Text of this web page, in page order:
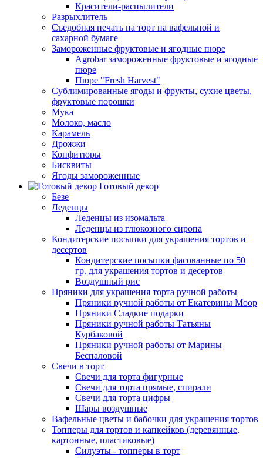
Красители-распылители
Разрыхлитель
Съедобная печать на торт на вафельной и
сахарной бумаге
Замороженные фруктовые и ягодные пюре
Agrobar замороженные фруктовые и ягодные
пюре
Пюре "Fresh Harvest"
Сублимированные ягоды и фрукты, сухие цветы,
фруктовые порошки
Мука
Молоко, масло
Карамель
Дрожжи
Конфитюры
Бисквиты
Ягоды замороженные
Готовый декор
Безе
Леденцы
Леденцы из изомальта
Леденцы из глюкозного сиропа
Кондитерские посыпки для украшения тортов и
десертов
Кондитерские посыпки фасованные по 50
гр. для украшения тортов и десертов
Воздушный рис
Пряники для украшения торта ручной работы
Пряники ручной работы от Екатерины Моор
Пряники Сладкие подарки
Пряники ручной работы Татьяны
Курбаковой
Пряники ручной работы от Марины
Беспаловой
Свечи в торт
Свечи для торта фигурные
Свечи для торта прямые, спирали
Свечи для торта цифры
Шары воздушные
Вафельные цветы и бабочки для украшения тортов
Топперы для тортов и капкейков (деревянные,
картонные, пластиковые)
Силуэты - топперы в торт